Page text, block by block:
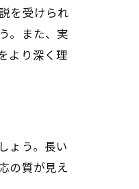
を受けられ
。また、実
より深く理
ょう。長い
の質が見え